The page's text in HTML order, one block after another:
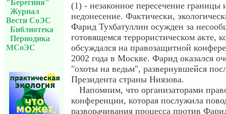
"Берегиня"
Журнал
Вести СоЭС
Библиотека
Периодика
МСоЭС
(1) - незаконное пересечение границы
недонесение. Фактически,
Фарид Тухбатуллин осужден за
готовящемся террористическом акте,
обсуждался на правозащитной
2002 года в Москве. Фарид оказался
"охоты на ведьм", развернувшейся
Президента страны Ниязова.
Напомним, что организаторами
конференции, которая послужила
разворачивания процесса против